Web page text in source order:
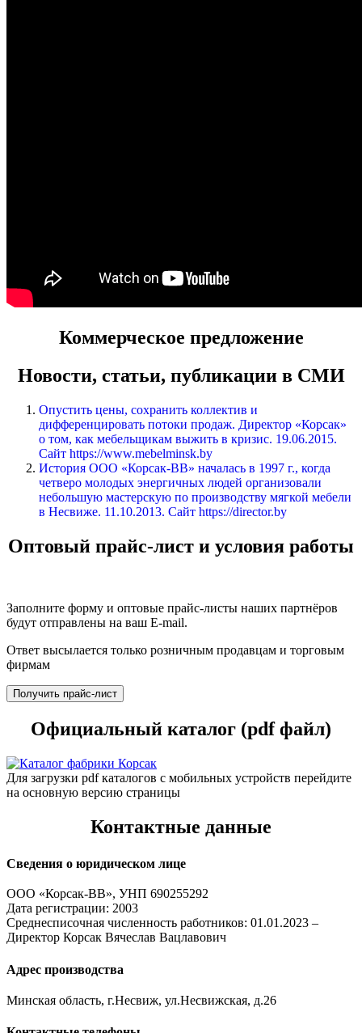
Коммерческое предложение
Новости, статьи, публикации в СМИ
Опустить цены, сохранить коллектив и
дифференцировать потоки продаж. Директор «Корсак»
о том, как мебельщикам выжить в кризис. 19.06.2015.
Сайт https://www.mebelminsk.by
История ООО «Корсак-ВВ» началась в 1997 г., когда
четверо молодых энергичных людей организовали
небольшую мастерскую по производству мягкой мебели
в Несвиже. 11.10.2013. Сайт https://director.by
Оптовый прайс-лист и условия работы
Заполните форму и оптовые прайс-листы наших партнёров
будут отправлены на ваш E-mail.
Ответ высылается только розничным продавцам и торговым
фирмам
Получить прайс-лист
Официальный каталог (pdf файл)
Для загрузки pdf каталогов с мобильных устройств перейдите
на основную версию страницы
Контактные данные
Сведения о юридическом лице
ООО «Корсак-ВВ», УНП 690255292
Дата регистрации: 2003
Среднесписочная численность работников: 01.01.2023 –
Директор Корсак Вячеслав Вацлавович
Адрес производства
Минская область, г.Несвиж, ул.Несвижская, д.26